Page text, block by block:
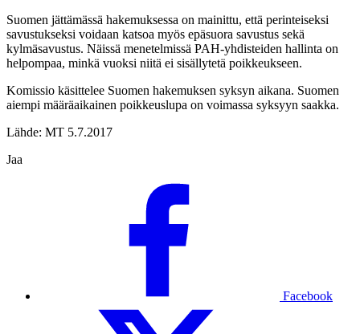
Suomen jättämässä hakemuksessa on mainittu, että perinteiseksi
savustukseksi voidaan katsoa myös epäsuora savustus sekä
kylmäsavustus. Näissä menetelmissä PAH-yhdisteiden hallinta on
helpompaa, minkä vuoksi niitä ei sisällytetä poikkeukseen.
Komissio käsittelee Suomen hakemuksen syksyn aikana. Suomen
aiempi määräaikainen poikkeuslupa on voimassa syksyyn saakka.
Lähde: MT 5.7.2017
Jaa
Facebook